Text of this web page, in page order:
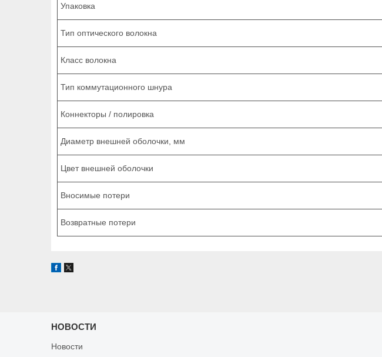
Упаковка
Тип оптического волокна
Класс волокна
Тип коммутационного шнура
Коннекторы / полировка
Диаметр внешней оболочки, мм
Цвет внешней оболочки
Вносимые потери
Возвратные потери
НОВОСТИ
Новости